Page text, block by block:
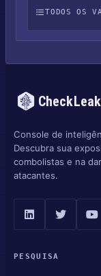
TODOS OS
Console de
Descubra sua
combolistas e na
atacantes.
PESQUISA